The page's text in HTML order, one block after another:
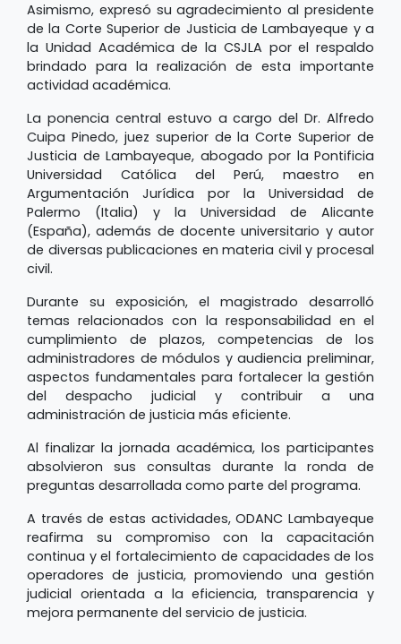
Asimismo, expresó su agradecimiento al presidente
de la Corte Superior de Justicia de Lambayeque y a
la Unidad Académica de la CSJLA por el respaldo
brindado para la realización de esta importante
actividad académica.
La ponencia central estuvo a cargo del Dr. Alfredo
Cuipa Pinedo, juez superior de la Corte Superior de
Justicia de Lambayeque, abogado por la Pontificia
Universidad Católica del Perú, maestro en
Argumentación Jurídica por la Universidad de
Palermo (Italia) y la Universidad de Alicante
(España), además de docente universitario y autor
de diversas publicaciones en materia civil y procesal
civil.
Durante su exposición, el magistrado desarrolló
temas relacionados con la responsabilidad en el
cumplimiento de plazos, competencias de los
administradores de módulos y audiencia preliminar,
aspectos fundamentales para fortalecer la gestión
del despacho judicial y contribuir a una
administración de justicia más eficiente.
Al finalizar la jornada académica, los participantes
absolvieron sus consultas durante la ronda de
preguntas desarrollada como parte del programa.
A través de estas actividades, ODANC Lambayeque
reafirma su compromiso con la capacitación
continua y el fortalecimiento de capacidades de los
operadores de justicia, promoviendo una gestión
judicial orientada a la eficiencia, transparencia y
mejora permanente del servicio de justicia.